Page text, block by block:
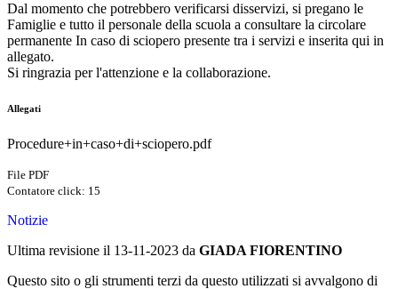
Dal momento che potrebbero verificarsi disservizi, si pregano le
Famiglie e tutto il personale della scuola a consultare la circolare
permanente In caso di sciopero presente tra i servizi e inserita qui in
allegato.
Si ringrazia per l'attenzione e la collaborazione.
Allegati
Procedure+in+caso+di+sciopero.pdf
File PDF
Contatore click: 15
Notizie
Ultima revisione il 13-11-2023 da GIADA FIORENTINO
Questo sito o gli strumenti terzi da questo utilizzati si avvalgono di